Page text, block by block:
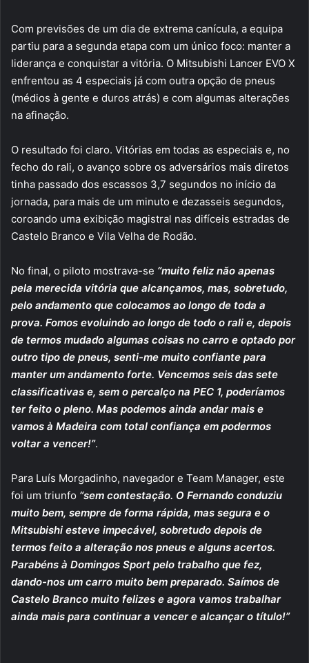
Com previsões de um dia de extrema canícula, a equipa
partiu para a segunda etapa com um único foco: manter a
liderança e conquistar a vitória. O Mitsubishi Lancer EVO X
enfrentou as 4 especiais já com outra opção de pneus
(médios à gente e duros atrás) e com algumas alterações
na afinação.
O resultado foi claro. Vitórias em todas as especiais e, no
fecho do rali, o avanço sobre os adversários mais diretos
tinha passado dos escassos 3,7 segundos no início da
jornada, para mais de um minuto e dezasseis segundos,
coroando uma exibição magistral nas difíceis estradas de
Castelo Branco e Vila Velha de Rodão.
No final, o piloto mostrava-se “muito feliz não apenas
pela merecida vitória que alcançamos, mas, sobretudo,
pelo andamento que colocamos ao longo de toda a
prova. Fomos evoluindo ao longo de todo o rali e, depois
de termos mudado algumas coisas no carro e optado por
outro tipo de pneus, senti-me muito confiante para
manter um andamento forte. Vencemos seis das sete
classificativas e, sem o percalço na PEC 1, poderíamos
ter feito o pleno. Mas podemos ainda andar mais e
vamos à Madeira com total confiança em podermos
voltar a vencer!”.
Para Luís Morgadinho, navegador e Team Manager, este
foi um triunfo “sem contestação. O Fernando conduziu
muito bem, sempre de forma rápida, mas segura e o
Mitsubishi esteve impecável, sobretudo depois de
termos feito a alteração nos pneus e alguns acertos.
Parabéns à Domingos Sport pelo trabalho que fez,
dando-nos um carro muito bem preparado. Saímos de
Castelo Branco muito felizes e agora vamos trabalhar
ainda mais para continuar a vencer e alcançar o título!”